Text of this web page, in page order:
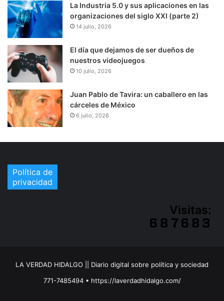
La Industria 5.0 y sus aplicaciones en las
organizaciones del siglo XXI (parte 2)
14 julio, 2026
El día que dejamos de ser dueños de
nuestros videojuegos
10 julio, 2026
Juan Pablo de Tavira: un caballero en las
cárceles de México
6 julio, 2026
Política de
privacidad
Visitas:
LA VERDAD HIDALGO || Diario digital sobre política y sociedad
771-7485494 • https://laverdadhidalgo.com/